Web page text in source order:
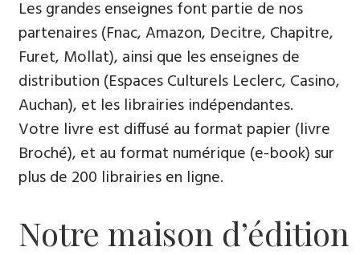
Les grandes enseignes font partie de nos
partenaires (Fnac, Amazon, Decitre, Chapitre,
Furet, Mollat), ainsi que les enseignes de
distribution (Espaces Culturels Leclerc, Casino,
Auchan), et les librairies indépendantes.
Votre livre est diffusé au format papier (livre
Broché), et au format numérique (e-book) sur
plus de 200 librairies en ligne.
Notre maison d’édition